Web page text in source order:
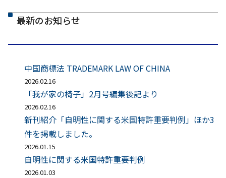
最新のお知らせ
中国商標法 TRADEMARK LAW OF CHINA
2026.02.16
「我が家の椅子」2月号編集後記より
2026.02.16
新刊紹介「自明性に関する米国特許重要判例」ほか3
件を掲載しました。
2026.01.15
自明性に関する米国特許重要判例
2026.01.03